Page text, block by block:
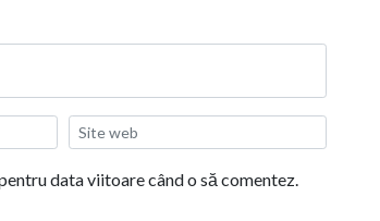
data viitoare când o să comentez.